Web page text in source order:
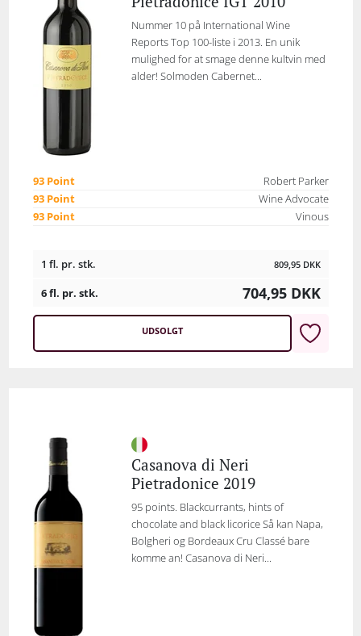
Nummer 10 på International Wine
Reports Top 100-liste i 2013. En unik
mulighed for at smage denne kultvin med
alder! Solmoden Cabernet...
93 Point
Robert Parker
93 Point
Wine Advocate
93 Point
Vinous
1 fl. pr. stk. 809,95 DKK
6 fl. pr. stk. 704,95 DKK
UDSOLGT
Casanova di Neri
Pietradonice 2019
95 points. Blackcurrants, hints of
chocolate and black licorice Så kan Napa,
Bolgheri og Bordeaux Cru Classé bare
komme an! Casanova di Neri...